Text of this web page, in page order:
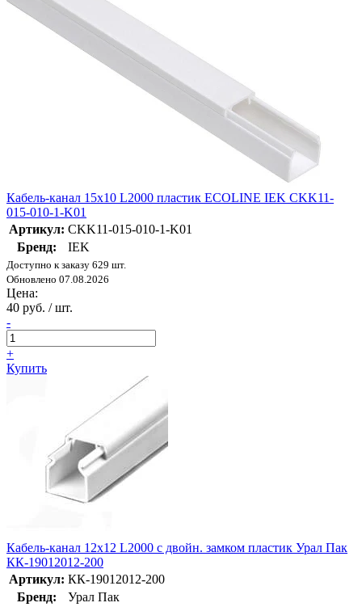
Кабель-канал 15х10 L2000 пластик ECOLINE IEK CKK11-
015-010-1-K01
Артикул: CKK11-015-010-1-K01
Бренд:
IEK
Доступно к заказу 629 шт.
Обновлено 07.08.2026
Цена:
40 руб. / шт.
-
+
Купить
Кабель-канал 12х12 L2000 с двойн. замком пластик Урал Пак
КК-19012012-200
Артикул: КК-19012012-200
Бренд:
Урал Пак